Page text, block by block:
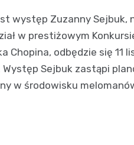
występ Zuzanny Sejbuk,
w prestiżowym
Chopina, odbędzie się 11
Sejbuk zastąpi
w środowisku